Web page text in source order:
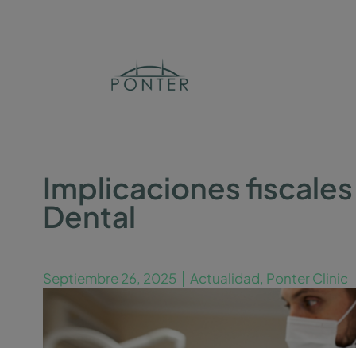
Implicaciones
Dental
Septiembre 26, 2025 Actualidad, Ponter Clinic